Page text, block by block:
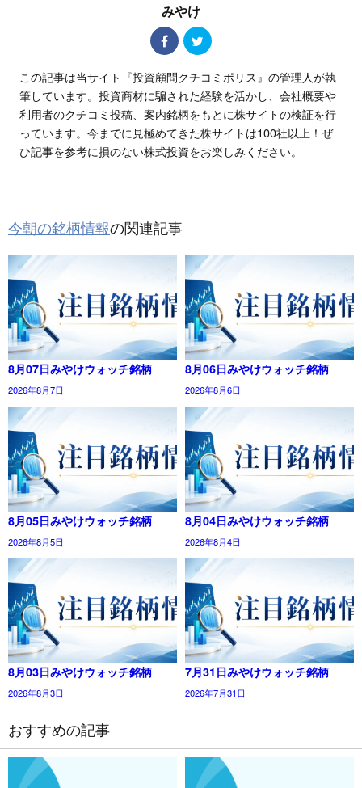
みやけ
この記事は当サイト『投資顧問クチコミポリス』の管理人が執
筆しています。投資商材に騙された経験を活かし、会社概要や
利用者のクチコミ投稿、案内銘柄をもとに株サイトの検証を行
っています。今までに見極めてきた株サイトは100社以上！ぜ
ひ記事を参考に損のない株式投資をお楽しみください。
今朝の銘柄情報の関連記事
8月07日みやけウォッチ銘柄
2026年8月7日
8月06日みやけウォッチ銘柄
2026年8月6日
8月05日みやけウォッチ銘柄
2026年8月5日
8月04日みやけウォッチ銘柄
2026年8月4日
8月03日みやけウォッチ銘柄
2026年8月3日
7月31日みやけウォッチ銘柄
2026年7月31日
おすすめの記事